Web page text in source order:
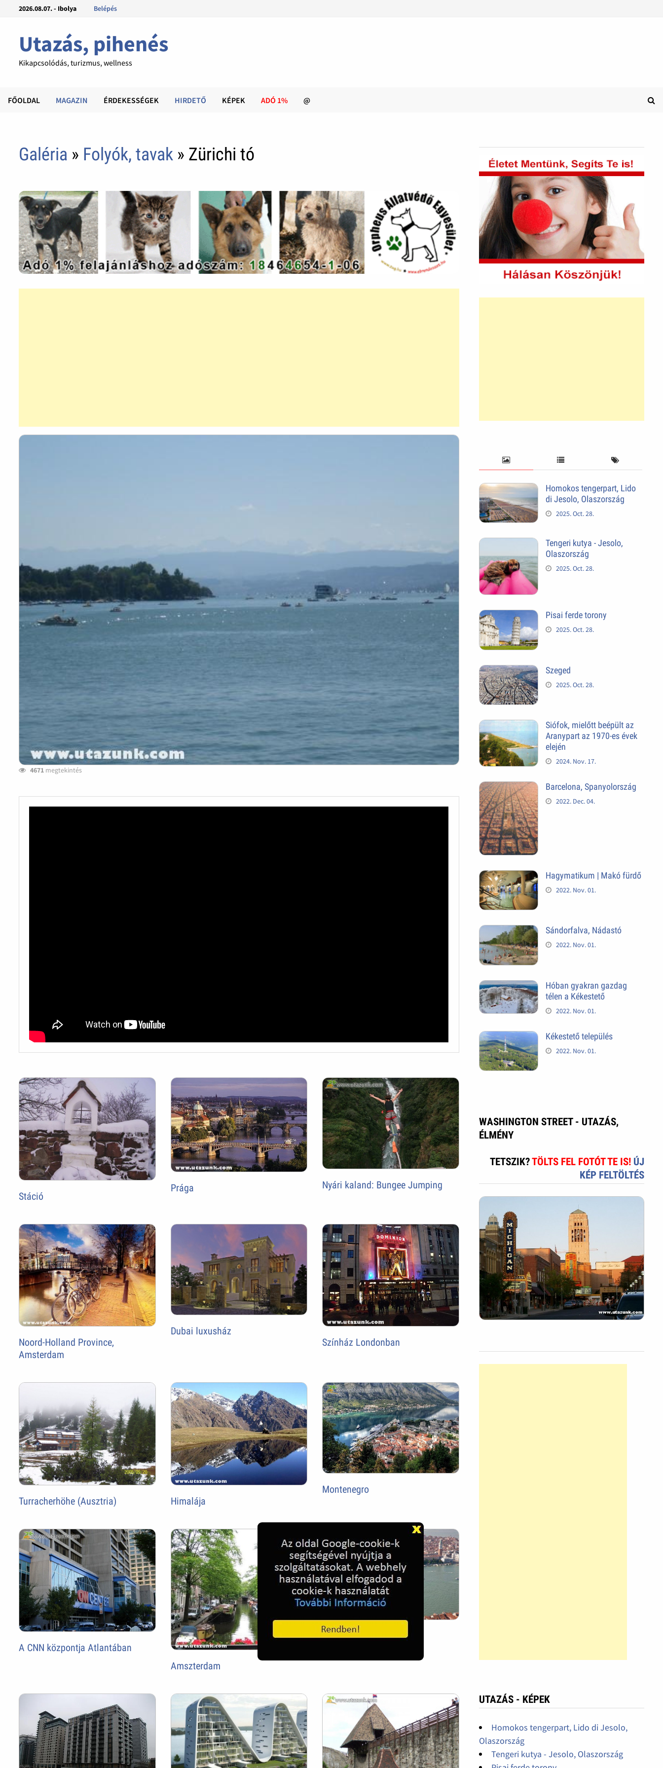
2026.08.07. - Ibolya Belépés
Utazás, pihenés
Kikapcsolódás, turizmus, wellness
FŐOLDAL MAGAZIN ÉRDEKESSÉGEK HIRDETŐ KÉPEK ADÓ 1% @
Galéria » Folyók, tavak » Zürichi tó
4671 megtekintés
Stáció
Prága Nyári kaland: Bungee Jumping
Noord-Holland Province,
Amsterdam
Dubai luxusház
Színház Londonban
Turracherhöhe (Ausztria) Himalája
Montenegro
A CNN központja Atlantában
Amszterdam
Odyssey
Homokos tengerpart, Lido
di Jesolo, Olaszország
2025. Oct. 28.
Tengeri kutya - Jesolo,
Olaszország
2025. Oct. 28.
Pisai ferde torony
2025. Oct. 28.
Szeged
2025. Oct. 28.
Siófok, mielőtt beépült az
Aranypart az 1970-es évek
elején
2024. Nov. 17.
Barcelona, Spanyolország
2022. Dec. 04.
Hagymatikum | Makó fürdő
2022. Nov. 01.
Sándorfalva, Nádastó
2022. Nov. 01.
Hóban gyakran gazdag
télen a Kékestető
2022. Nov. 01.
Kékestető település
2022. Nov. 01.
WASHINGTON STREET - UTAZÁS,
ÉLMÉNY
TETSZIK?TÖLTS FEL FOTÓT TE IS! ÚJ
KÉP FELTÖLTÉS
UTAZÁS - KÉPEK
Homokos tengerpart, Lido di Jesolo,
Olaszország
Tengeri kutya - Jesolo, Olaszország